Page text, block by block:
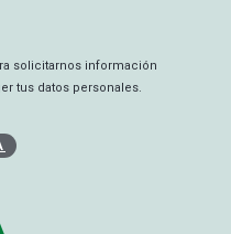
solicitarnos información
tus datos personales.